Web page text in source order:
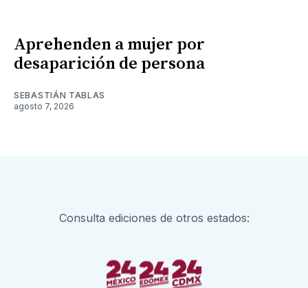
Aprehenden a mujer por
desaparición de persona
SEBASTIÁN TABLAS
agosto 7, 2026
Consulta ediciones de otros estados: